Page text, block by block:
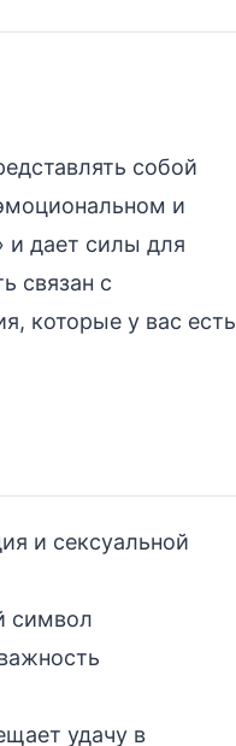
собой
и
и дает силы для
связан с
которые у вас есть
и сексуальной
символ
удачу в